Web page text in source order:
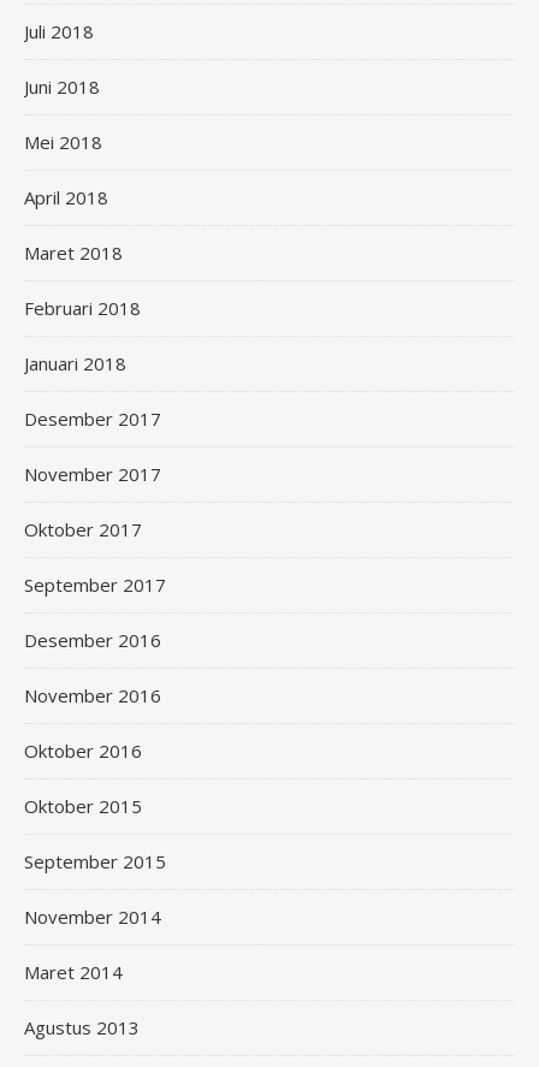
Juli 2018
Juni 2018
Mei 2018
April 2018
Maret 2018
Februari 2018
Januari 2018
Desember 2017
November 2017
Oktober 2017
September 2017
Desember 2016
November 2016
Oktober 2016
Oktober 2015
September 2015
November 2014
Maret 2014
Agustus 2013